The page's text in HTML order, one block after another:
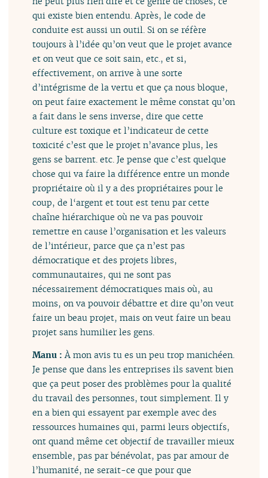
qui existe bien entendu. Après, le code de
conduite est aussi un outil. Si on se réfère
toujours à l’idée qu’on veut que le projet avance
et on veut que ce soit sain, etc., et si,
effectivement, on arrive à une sorte
d’intégrisme de la vertu et que ça nous bloque,
on peut faire exactement le même constat qu’on
a fait dans le sens inverse, dire que cette
culture est toxique et l’indicateur de cette
toxicité c’est que le projet n’avance plus, les
gens se barrent. etc. Je pense que c’est quelque
chose qui va faire la différence entre un monde
propriétaire où il y a des propriétaires pour le
coup, de l‘argent et tout est tenu par cette
chaîne hiérarchique où ne va pas pouvoir
remettre en cause l’organisation et les valeurs
de l’intérieur, parce que ça n’est pas
démocratique et des projets libres,
communautaires, qui ne sont pas
nécessairement démocratiques mais où, au
moins, on va pouvoir débattre et dire qu’on veut
faire un beau projet, mais on veut faire un beau
projet sans humilier les gens.
Manu :À mon avis tu es un peu trop manichéen.
Je pense que dans les entreprises ils savent bien
que ça peut poser des problèmes pour la qualité
du travail des personnes, tout simplement. Il y
en a bien qui essayent par exemple avec des
ressources humaines qui, parmi leurs objectifs,
ont quand même cet objectif de travailler mieux
ensemble, pas par bénévolat, pas par amour de
l’humanité, ne serait-ce que pour que